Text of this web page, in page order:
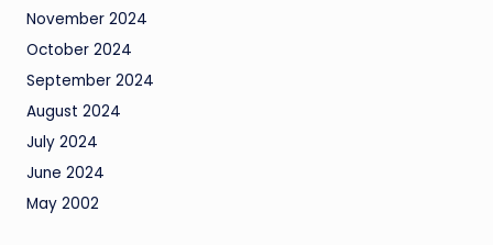
November 2024
October 2024
September 2024
August 2024
July 2024
June 2024
May 2002